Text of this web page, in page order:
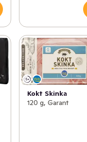
Kokt Skinka
120 g, Garant